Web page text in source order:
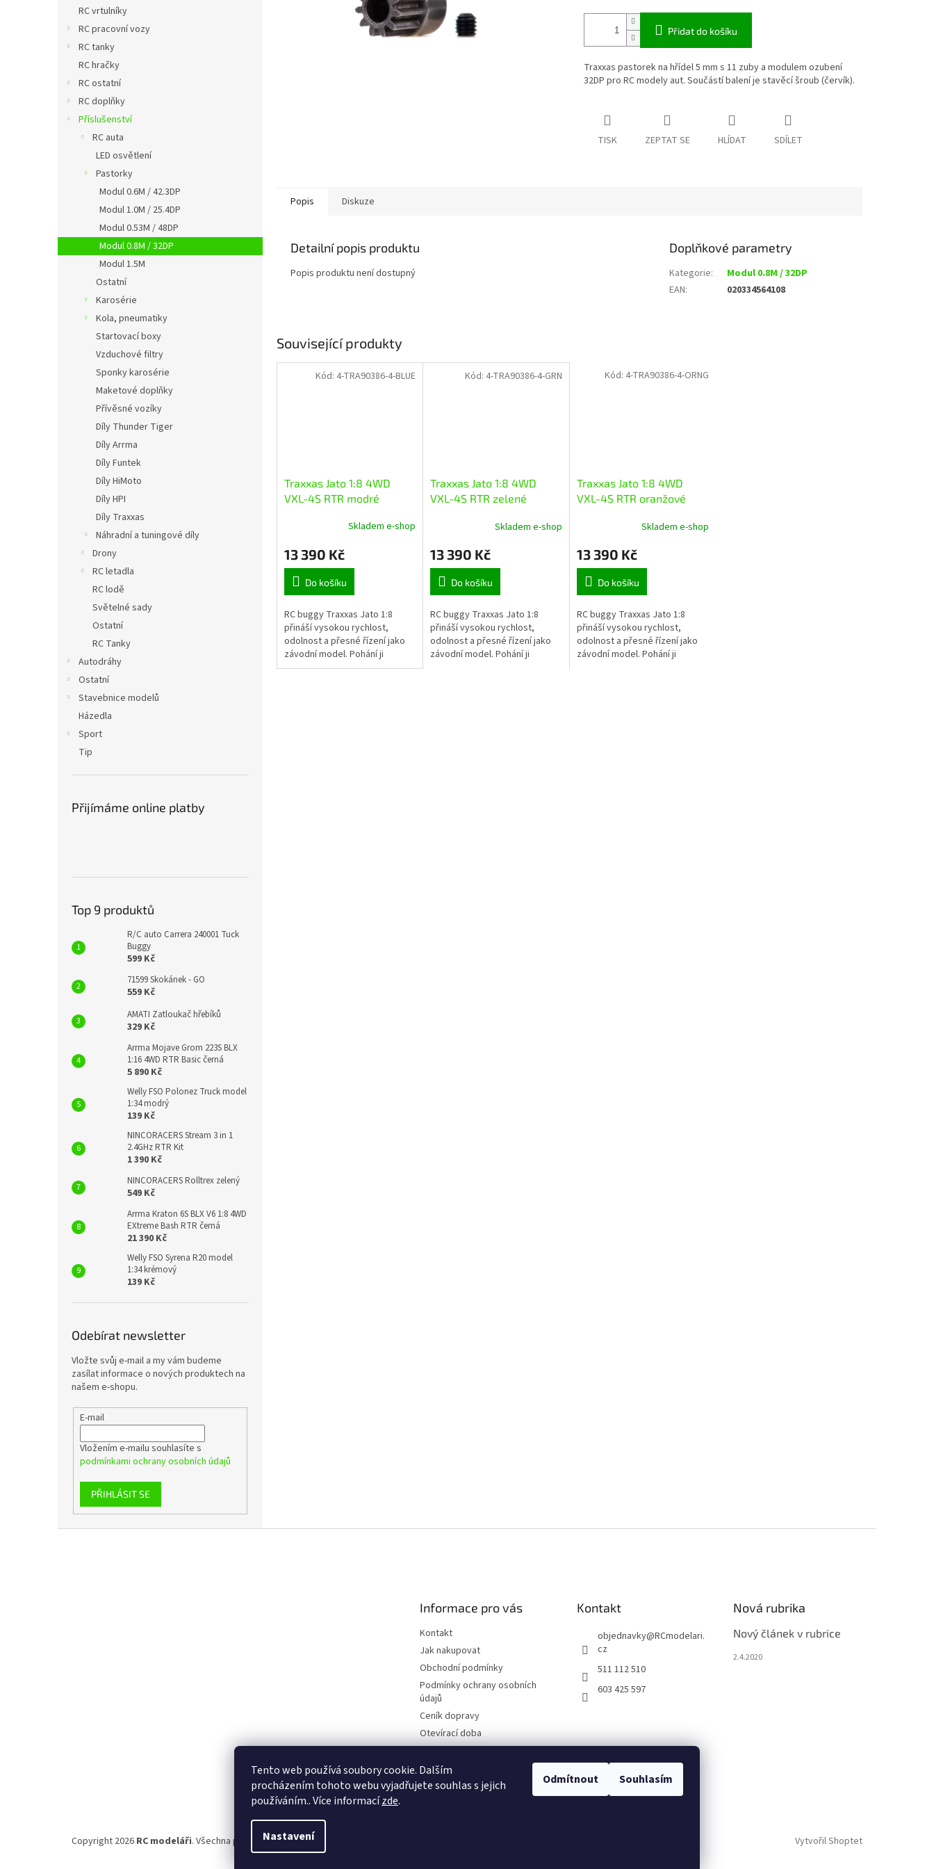
Tento web používá soubory cookie. Dalším
procházením tohoto webu vyjadřujete souhlas s jejich
používáním.. Více informacízde.
Nastavení
Odmítnout Souhlasím
RC vrtulníky
RC pracovní vozy
RC tanky
RC hračky
RC ostatní
RC doplňky
Příslušenství
RC auta
LED osvětlení
Pastorky
Modul 0.6M / 42.3DP
Modul 1.0M / 25.4DP
Modul 0.53M / 48DP
Modul 0.8M / 32DP
Modul 1.5M
Ostatní
Karosérie
Kola, pneumatiky
Startovací boxy
Vzduchové filtry
Sponky karosérie
Maketové doplňky
Přívěsné vozíky
Díly Thunder Tiger
Díly Arrma
Díly Funtek
Díly HiMoto
Díly HPI
Díly Traxxas
Náhradní a tuningové díly
Drony
RC letadla
RC lodě
Světelné sady
Ostatní
RC Tanky
Autodráhy
Ostatní
Stavebnice modelů
Házedla
Sport
Tip
Přijímáme online platby
Top 9 produktů
R/C auto Carrera 240001 Tuck
Buggy
599 Kč
71599 Skokánek - GO
559 Kč
AMATI Zatloukač hřebíků
329 Kč
Arrma Mojave Grom 223S BLX
1:16 4WD RTR Basic černá
5 890 Kč
Welly FSO Polonez Truck model
1:34 modrý
139 Kč
NINCORACERS Stream 3 in 1
2.4GHz RTR Kit
1 390 Kč
NINCORACERS Rolltrex zelený
549 Kč
Arrma Kraton 6S BLX V6 1:8 4WD
EXtreme Bash RTR černá
21 390 Kč
Welly FSO Syrena R20 model
1:34 krémový
139 Kč
Odebírat newsletter
Vložte svůj e-mail a my vám budeme
zasílat informace o nových produktech na
našem e-shopu.
E-mail
Vložením e-mailu souhlasíte s
podmínkami ochrany osobních údajů
PŘIHLÁSIT SE
Přidat do košíku
Traxxas pastorek na hřídel 5 mm s 11 zuby a modulem ozubení
32DP pro RC modely aut. Součástí balení je stavěcí šroub (červík).
TISK ZEPTAT SE HLÍDAT SDÍLET
Související produkty
Traxxas Jato 1:8 4WD
VXL-4S RTR modré
Skladem e-shop
13 390 Kč
Do košíku
RC buggy Traxxas Jato 1:8
přináší vysokou rychlost,
odolnost a přesné řízení jako
závodní model. Pohání ji
střídavý motor s regulátorem
Kód: 4-TRA90386-4-BLUE
Traxxas Jato 1:8 4WD
VXL-4S RTR zelené
Skladem e-shop
13 390 Kč
Do košíku
RC buggy Traxxas Jato 1:8
přináší vysokou rychlost,
odolnost a přesné řízení jako
závodní model. Pohání ji
Kód: 4-TRA90386-4-GRN
Traxxas Jato 1:8 4WD
VXL-4S RTR oranžové
Skladem e-shop
13 390 Kč
Do košíku
RC buggy Traxxas Jato 1:8
přináší vysokou rychlost,
odolnost a přesné řízení jako
závodní model. Pohání ji
Kód: 4-TRA90386-4-ORNG
Popis Diskuze
Detailní popis produktu
Popis produktu není dostupný
Doplňkové parametry
Kategorie:
Modul 0.8M / 32DP
EAN: 020334564108
Informace pro vás
Kontakt
Jak nakupovat
Obchodní podmínky
Podmínky ochrany osobních
údajů
Ceník dopravy
Otevírací doba
Reklamační list
Moje objednávka
Kontakt
objednavky@RCmodelari.
cz
511 112 510
603 425 597
Nová rubrika
Nový článek v rubrice
2.4.2020
Vytvořil Shoptet
Copyright 2026 RC modeláři. Všechna práva vyhrazena.